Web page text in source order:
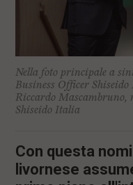
Nella foto principale a
Business Officer
Riccardo
Shiseido Italia
Con questa
livornese